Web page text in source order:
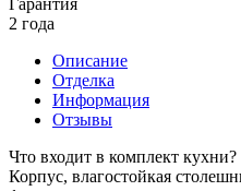
2 года
Описание
Отделка
Информация
Отзывы
Что входит в комплект кухни?
Корпус, влагостойкая